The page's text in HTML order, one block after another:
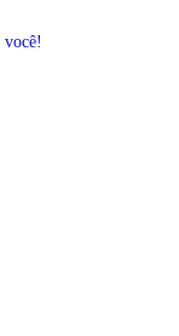
você!